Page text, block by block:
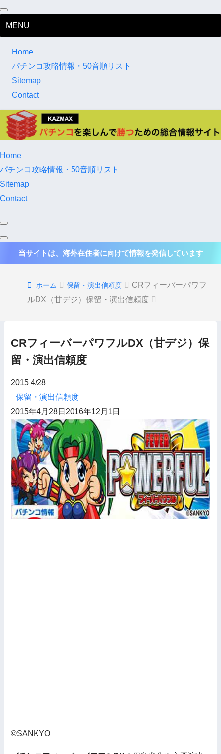
MENU
Home
パチンコ攻略情報・50音順リスト
Sitemap
Contact
Home
パチンコ攻略情報・50音順リスト
Sitemap
Contact
当サイトは、海外在住者に向けて情報を発信しています
ホーム 保留・演出信頼度
CRフィーバーパワフ
ルDX（甘デジ）保留・演出信頼度
CRフィーバーパワフルDX（甘デジ）保
留・演出信頼度
2015 4/28
保留・演出信頼度
2015年4月28日 2016年12月1日
©SANKYO